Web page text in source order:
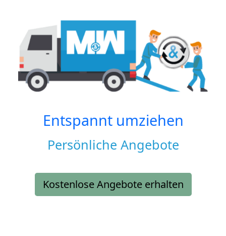
Entspannt umziehen
Persönliche Angebote
Kostenlose Angebote erhalten